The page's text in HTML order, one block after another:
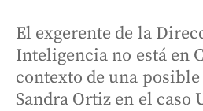
El exgerente de la
Inteligencia no está en
contexto de una
Sandra Ortiz en el caso